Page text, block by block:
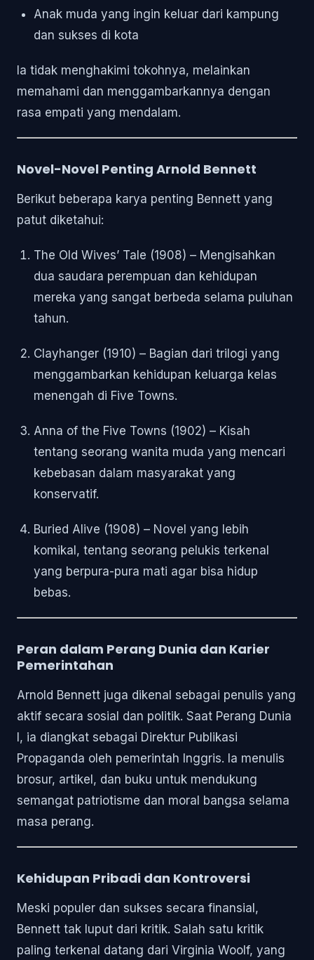
Anak muda yang ingin keluar dari kampung
dan sukses di kota
Ia tidak menghakimi tokohnya, melainkan
memahami dan menggambarkannya dengan
rasa empati yang mendalam.
Novel-Novel Penting Arnold Bennett
Berikut beberapa karya penting Bennett yang
patut diketahui:
The Old Wives’ Tale (1908) – Mengisahkan
dua saudara perempuan dan kehidupan
mereka yang sangat berbeda selama puluhan
tahun.
Clayhanger (1910) – Bagian dari trilogi yang
menggambarkan kehidupan keluarga kelas
menengah di Five Towns.
Anna of the Five Towns (1902) – Kisah
tentang seorang wanita muda yang mencari
kebebasan dalam masyarakat yang
konservatif.
Buried Alive (1908) – Novel yang lebih
komikal, tentang seorang pelukis terkenal
yang berpura-pura mati agar bisa hidup
bebas.
Peran dalam Perang Dunia dan Karier
Pemerintahan
Arnold Bennett juga dikenal sebagai penulis yang
aktif secara sosial dan politik. Saat Perang Dunia
I, ia diangkat sebagai Direktur Publikasi
Propaganda oleh pemerintah Inggris. Ia menulis
brosur, artikel, dan buku untuk mendukung
semangat patriotisme dan moral bangsa selama
masa perang.
Kehidupan Pribadi dan Kontroversi
Meski populer dan sukses secara finansial,
Bennett tak luput dari kritik. Salah satu kritik
paling terkenal datang dari Virginia Woolf, yang